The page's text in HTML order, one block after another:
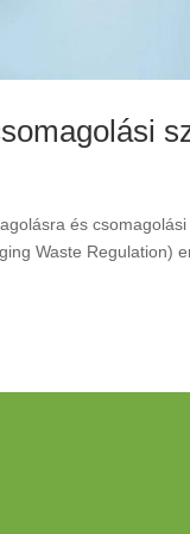
és
Waste Regulation)